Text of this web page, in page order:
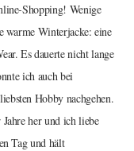
Shopping! Wenige
warme Winterjacke: eine
Es dauerte nicht lange
ich auch bei
Hobby nachgehen.
her und ich liebe
Tag und hält